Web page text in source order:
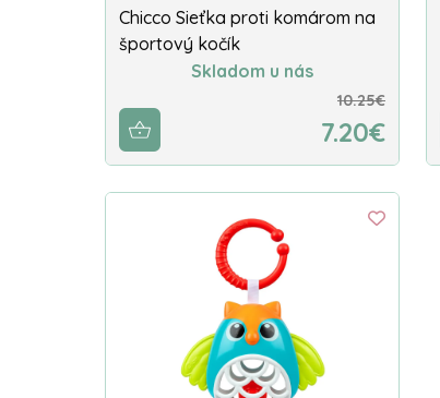
Chicco Sieťka proti komárom na
športový kočík
Skladom u nás
10.25€
7.20€